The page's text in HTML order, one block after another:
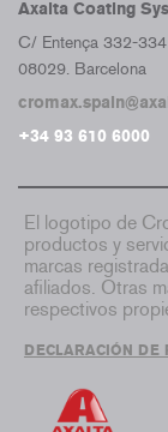
Axalta Coating
C/ Entença 332-334
08029. Barcelona
+34 93 610 6000
El logotipo de
productos y
marcas
afiliados. Otras
respectivos
DECLARACIÓN DE